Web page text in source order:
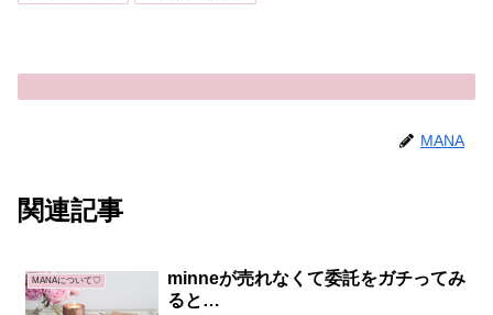
MANA
関連記事
MANAについて♡
minneが売れなくて委託をガチってみ
ると…